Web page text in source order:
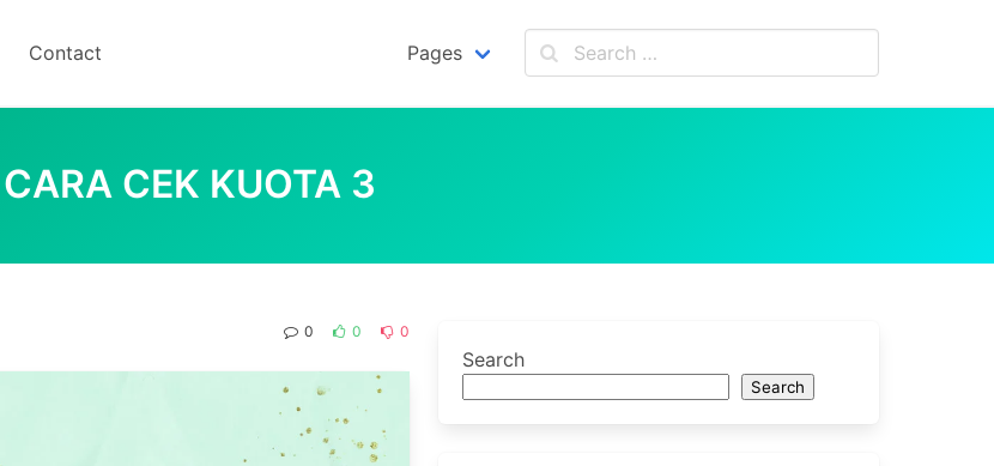
Contact Pages
CARA CEK KUOTA 3
0 0 0
Search
Search